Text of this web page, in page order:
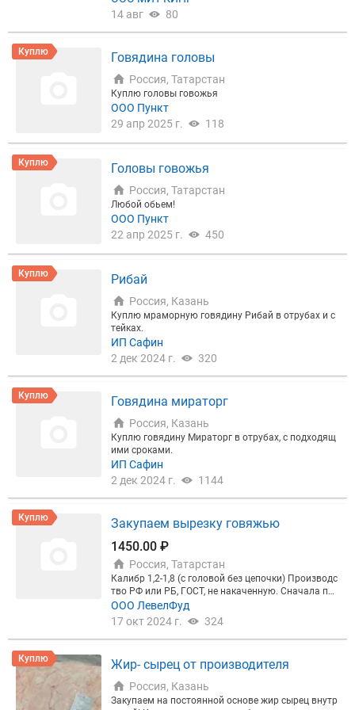
14 авг
80
Куплю Говядина головы
Россия, Татарстан
Куплю головы говожья
ООО Пункт
29 апр 2025 г.
118
Куплю Головы говожья
Россия, Татарстан
Любой обьем!
ООО Пункт
22 апр 2025 г.
450
Куплю Рибай
Россия, Казань
Куплю мраморную говядину Рибай в отрубах и с
тейках.
ИП Сафин
2 дек 2024 г.
320
Куплю Говядина мираторг
Россия, Казань
Куплю говядину Мираторг в отрубах, с подходящ
ими сроками.
ИП Сафин
2 дек 2024 г.
1144
Куплю
Закупаем вырезку говяжью
1450.00 ₽
Россия, Татарстан
Калибр 1,2-1,8 (с головой без цепочки) Производс
тво РФ или РБ, ГОСТ, не накаченную. Сначала про
бная партия, если по качеству сработаемся объе
м 700-1000кг в месяц.
ООО ЛевелФуд
17 окт 2024 г.
324
Куплю Жир- сырец от производителя
Россия, Казань
Закупаем на постоянной основе жир сырец внутр